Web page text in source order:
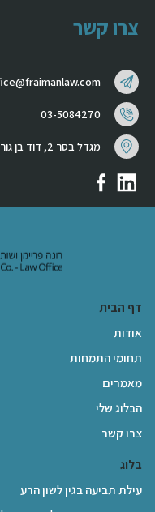
צרו קשר
03-5084270
מגדל בסר 2, דוד בן גוריון 1, קומה 18, בני ברק
דף הבית
אודות
תחומי התמחות
מאמרים
הבלוג שלי
צרו קשר
בלוג
עילת תביעה בגין לשון הרע